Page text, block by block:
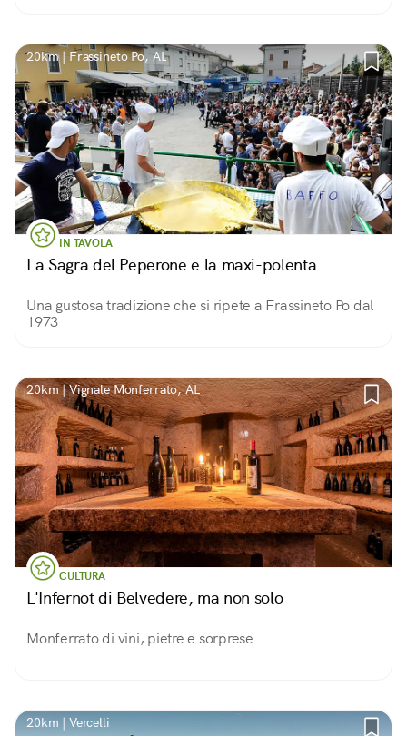
20km | Frassineto Po, AL
IN TAVOLA
La Sagra del Peperone e la maxi-polenta
Una gustosa tradizione che si ripete a Frassineto Po dal
1973
20km | Vignale Monferrato, AL
CULTURA
L'Infernot di Belvedere, ma non solo
Monferrato di vini, pietre e sorprese
20km | Vercelli